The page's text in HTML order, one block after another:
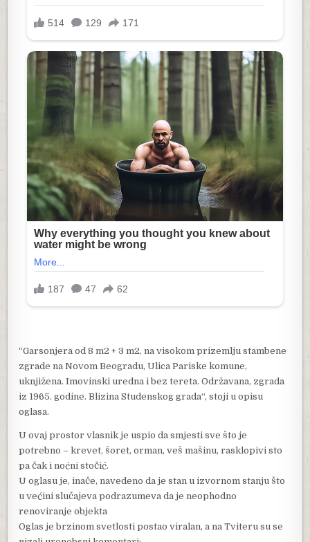
“Garsonjera od 8 m2 + 3 m2, na visokom prizemlju stambene
zgrade na Novom Beogradu, Ulica Pariske komune,
uknjižena. Imovinski uredna i bez tereta. Održavana, zgrada
iz 1965. godine. Blizina Studenskog grada“, stoji u opisu
oglasa.
U ovaj prostor vlasnik je uspio da smjesti sve što je
potrebno – krevet, šoret, orman, veš mašinu, rasklopivi sto
pa čak i noćni stočić.
U oglasu je, inače, navedeno da je stan u izvornom stanju što
u većini slučajeva podrazumeva da je neophodno
renoviranje objekta
Oglas je brzinom svetlosti postao viralan, a na Tviteru su se